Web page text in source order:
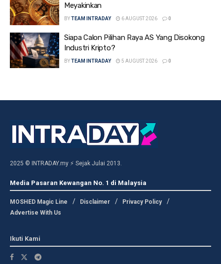
Meyakinkan
BYTEAM INTRADAY 6 AUGUST 2026 0
Siapa Calon Pilihan Raya AS Yang Disokong
Industri Kripto?
BYTEAM INTRADAY 5 AUGUST 2026 0
2025 © INTRADAY.my ⚡ Sejak Julai 2013.
Media Pasaran Kewangan No. 1 di Malaysia
MOSHED Magic Line Disclaimer
Privacy Policy
Advertise With Us
Ikuti Kami